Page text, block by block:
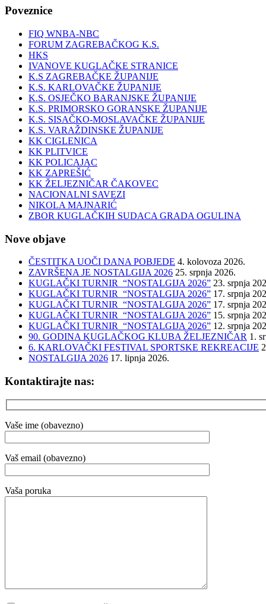
Poveznice
FIQ WNBA-NBC
FORUM ZAGREBAČKOG K.S.
HKS
IVANOVE KUGLAČKE STRANICE
K.S ZAGREBAČKE ŽUPANIJE
K.S. KARLOVAČKE ŽUPANIJE
K.S. OSJEČKO BARANJSKE ŽUPANIJE
K.S. PRIMORSKO GORANSKE ŽUPANIJE
K.S. SISAČKO-MOSLAVAČKE ŽUPANIJE
K.S. VARAŽDINSKE ŽUPANIJE
KK CIGLENICA
KK PLITVICE
KK POLICAJAC
KK ZAPREŠIĆ
KK ŽELJEZNIČAR ČAKOVEC
NACIONALNI SAVEZI
NIKOLA MAJNARIĆ
ZBOR KUGLAČKIH SUDACA GRADA OGULINA
Nove objave
ČESTITKA UOČI DANA POBJEDE 4. kolovoza 2026.
ZAVRŠENA JE NOSTALGIJA 2026 25. srpnja 2026.
KUGLAČKI TURNIR “NOSTALGIJA 2026” 23. srpnja
KUGLAČKI TURNIR “NOSTALGIJA 2026” 17. srpnja
KUGLAČKI TURNIR “NOSTALGIJA 2026” 17. srpnja
KUGLAČKI TURNIR “NOSTALGIJA 2026” 15. srpnja
KUGLAČKI TURNIR “NOSTALGIJA 2026” 12. srpnja
90. GODINA KUGLAČKOG KLUBA ŽELJEZNIČAR 1.
6. KARLOVAČKI FESTIVAL SPORTSKE REKREACIJE
NOSTALGIJA 2026 17. lipnja 2026.
Kontaktirajte nas:
Vaše ime (obavezno)
Vaš email (obavezno)
Vaša poruka